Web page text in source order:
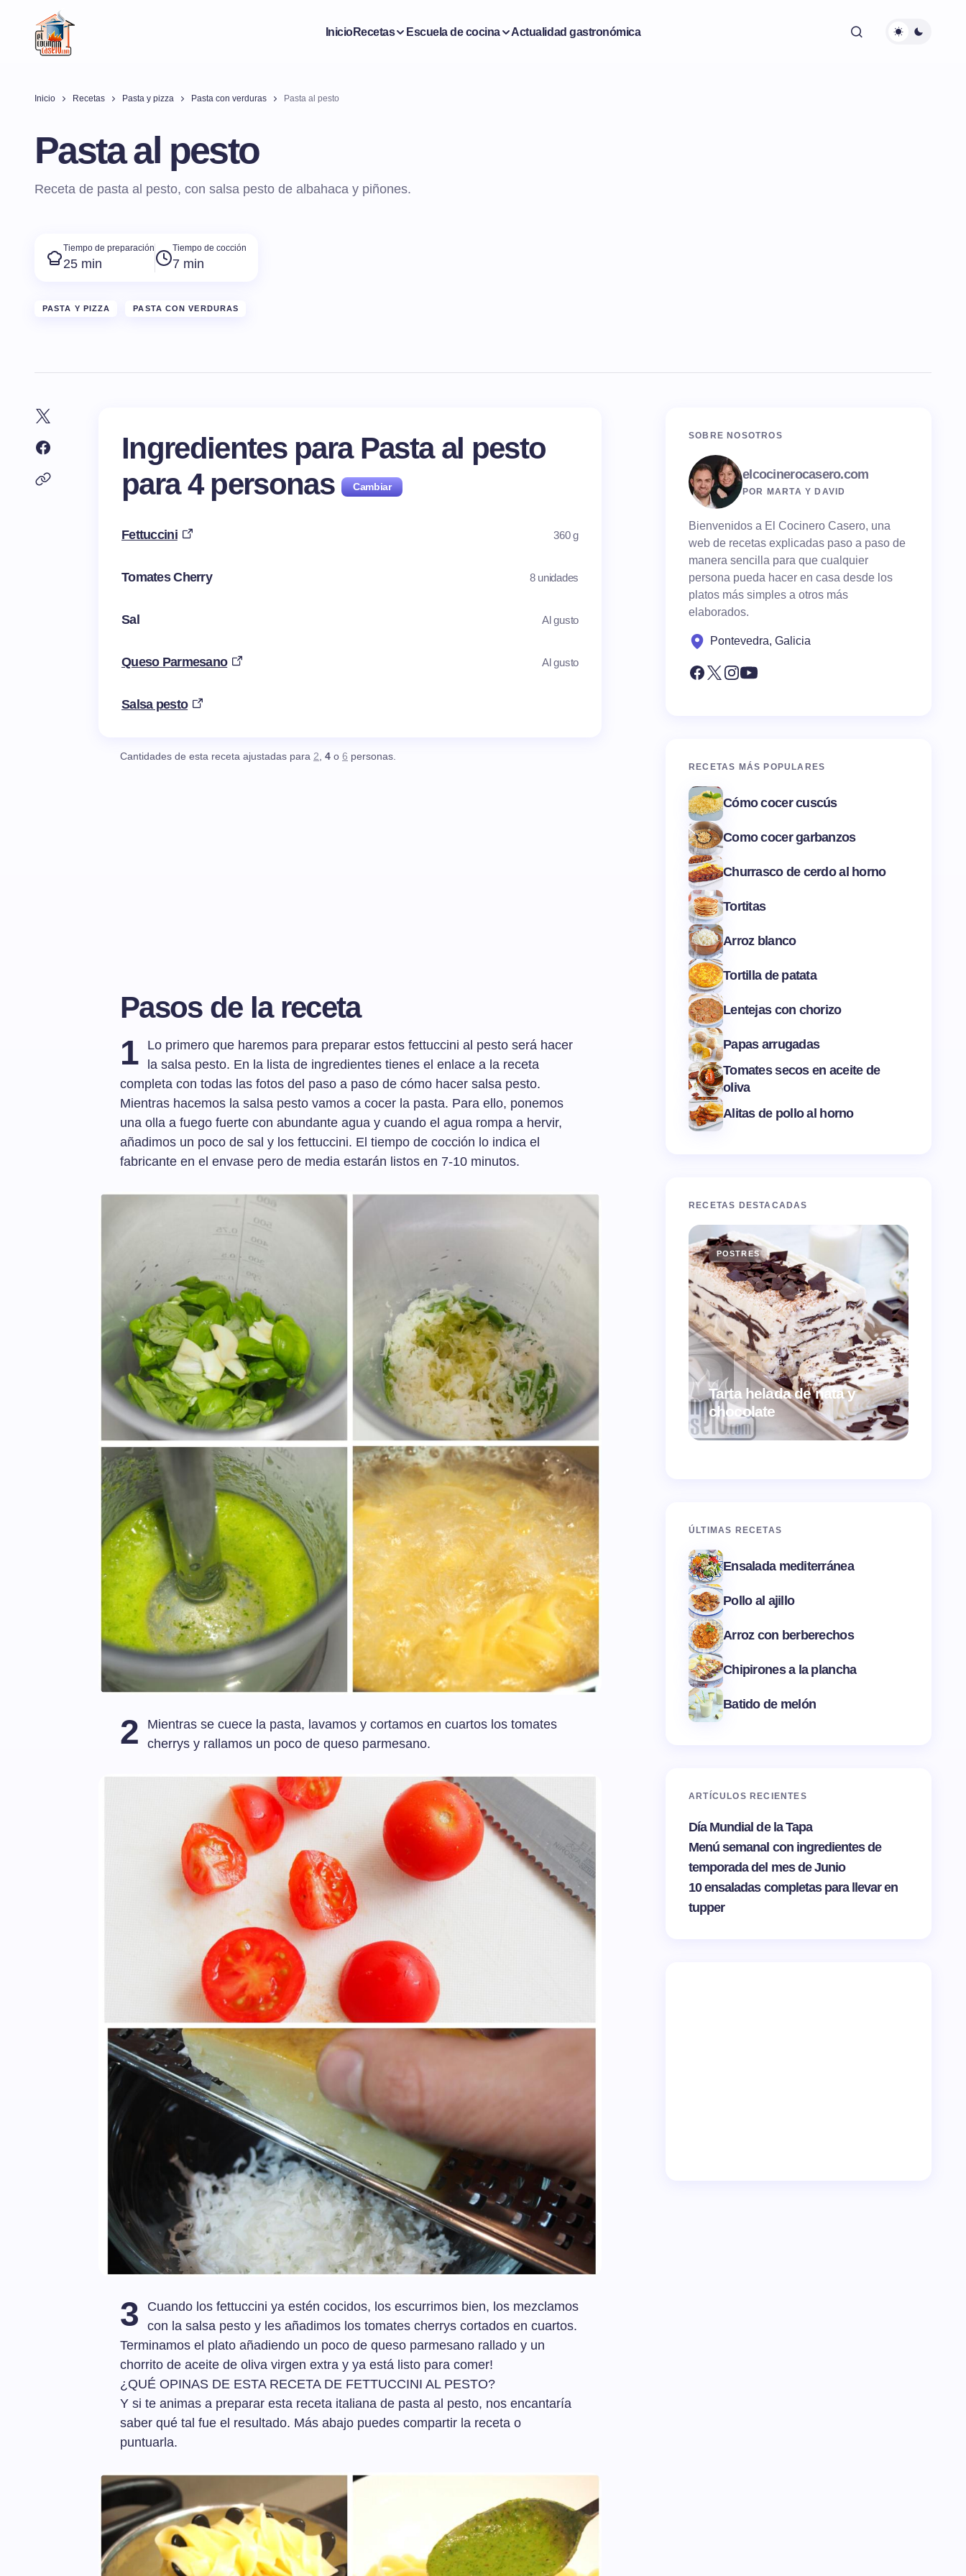
InicioRecetas Escuela de cocina Actualidad gastronómica
Inicio Recetas Pasta y pizza Pasta con verduras Pasta al pesto
Pasta al pesto
Receta de pasta al pesto, con salsa pesto de albahaca y piñones.
Tiempo de preparación
25 min
Tiempo de cocción
7 min
PASTA Y PIZZA PASTA CON VERDURAS
Ingredientes para Pasta al pesto
para4 personas
Fettuccini 360 g
Tomates Cherry 8 unidades
Sal Al gusto
Queso Parmesano Al gusto
Salsa pesto
Cantidades de esta receta ajustadas para 2, 4 o 6 personas.
Pasos de la receta
1
Lo primero que haremos para preparar estos fettuccini al pesto será hacer
la salsa pesto. En la lista de ingredientes tienes el enlace a la receta
completa con todas las fotos del paso a paso de cómo hacer salsa pesto.
Mientras hacemos la salsa pesto vamos a cocer la pasta. Para ello, ponemos
una olla a fuego fuerte con abundante agua y cuando el agua rompa a hervir,
añadimos un poco de sal y los fettuccini. El tiempo de cocción lo indica el
fabricante en el envase pero de media estarán listos en 7-10 minutos.
2
Mientras se cuece la pasta, lavamos y cortamos en cuartos los tomates
cherrys y rallamos un poco de queso parmesano.
3
Cuando los fettuccini ya estén cocidos, los escurrimos bien, los mezclamos
con la salsa pesto y les añadimos los tomates cherrys cortados en cuartos.
Terminamos el plato añadiendo un poco de queso parmesano rallado y un
chorrito de aceite de oliva virgen extra y ya está listo para comer!
¿QUÉ OPINAS DE ESTA RECETA DE FETTUCCINI AL PESTO?
Y si te animas a preparar esta receta italiana de pasta al pesto, nos encantaría
saber qué tal fue el resultado. Más abajo puedes compartir la receta o
puntuarla.
SOBRE NOSOTROS
elcocinerocasero.com
POR MARTA Y DAVID
Bienvenidos a El Cocinero Casero, una
web de recetas explicadas paso a paso de
manera sencilla para que cualquier
persona pueda hacer en casa desde los
platos más simples a otros más
elaborados.
Pontevedra, Galicia
RECETAS MÁS POPULARES
Cómo cocer cuscús
Como cocer garbanzos
Churrasco de cerdo al horno
Tortitas
Arroz blanco
Tortilla de patata
Lentejas con chorizo
Papas arrugadas
Tomates secos en aceite de
oliva
Alitas de pollo al horno
RECETAS DESTACADAS
POSTRES
Tarta helada de nata y
chocolate
ÚLTIMAS RECETAS
Ensalada mediterránea
Pollo al ajillo
Arroz con berberechos
Chipirones a la plancha
Batido de melón
ARTÍCULOS RECIENTES
Día Mundial de la Tapa
Menú semanal con ingredientes de
temporada del mes de Junio
10 ensaladas completas para llevar en
tupper